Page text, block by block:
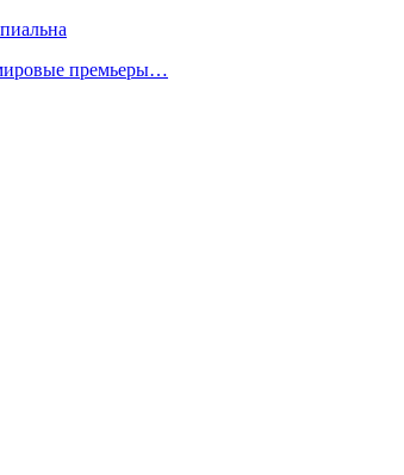
премьеры…